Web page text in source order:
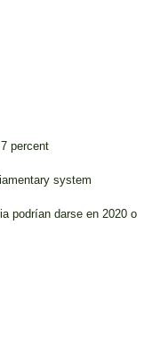
percent
system
podrían darse en 2020 o